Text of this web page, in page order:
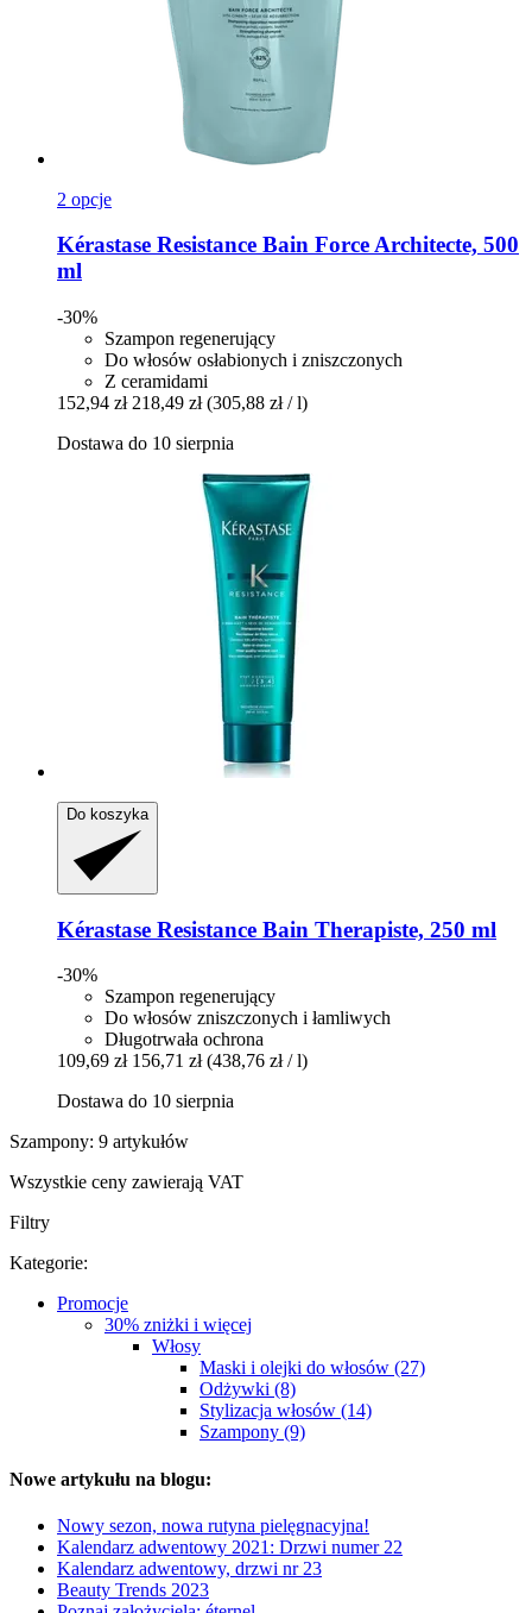
2 opcje
Kérastase Resistance Bain Force Architecte, 500
ml
-30%
Szampon regenerujący
Do włosów osłabionych i zniszczonych
Z ceramidami
152,94 zł 218,49 zł (305,88 zł / l)
Dostawa do 10 sierpnia
Do koszyka
Kérastase Resistance Bain Therapiste, 250 ml
-30%
Szampon regenerujący
Do włosów zniszczonych i łamliwych
Długotrwała ochrona
109,69 zł 156,71 zł (438,76 zł / l)
Dostawa do 10 sierpnia
Szampony: 9 artykułów
Wszystkie ceny zawierają VAT
Filtry
Kategorie:
Promocje
30% zniżki i więcej
Włosy
Maski i olejki do włosów (27)
Odżywki (8)
Stylizacja włosów (14)
Szampony (9)
Nowe artykułu na blogu:
Nowy sezon, nowa rutyna pielęgnacyjna!
Kalendarz adwentowy 2021: Drzwi numer 22
Kalendarz adwentowy, drzwi nr 23
Beauty Trends 2023